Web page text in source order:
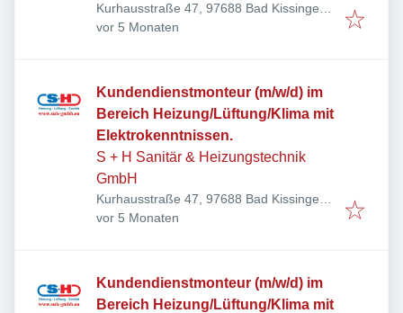
Kurhausstraße 47, 97688 Bad Kissingen,
Deutschland
Veröffentlicht:
vor 5 Monaten
Kundendienstmonteur (m/w/d) im
Bereich Heizung/Lüftung/Klima mit
Elektrokenntnissen.
S + H Sanitär & Heizungstechnik
GmbH
Kurhausstraße 47, 97688 Bad Kissingen,
Deutschland
Veröffentlicht:
vor 5 Monaten
Kundendienstmonteur (m/w/d) im
Bereich Heizung/Lüftung/Klima mit